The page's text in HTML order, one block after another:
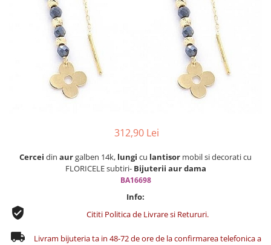
Cercei din aur dama
Cercei de aur lungi cu lant
Cercei din aur tortite
Cercei din aur alb
Cercei aur cu surub
312,90 Lei
Cercei din aurgalben 14k, lungi cu lantisor mobil si decorati cu
FLORICELE subtiri- Bijuterii aur dama
BA16698
Info:
Cititi Politica de Livrare si Retururi.
Livram bijuteria ta in 48-72 de ore de la confirmarea telefonica a